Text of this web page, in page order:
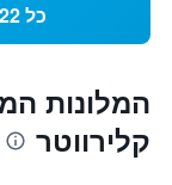
כל 422 המלונות ליד חוף קלירווטר
המלונות
קלירווטר